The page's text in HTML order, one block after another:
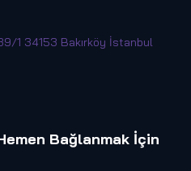
1 34153 Bakırköy İstanbul
Bağlanmak İçin